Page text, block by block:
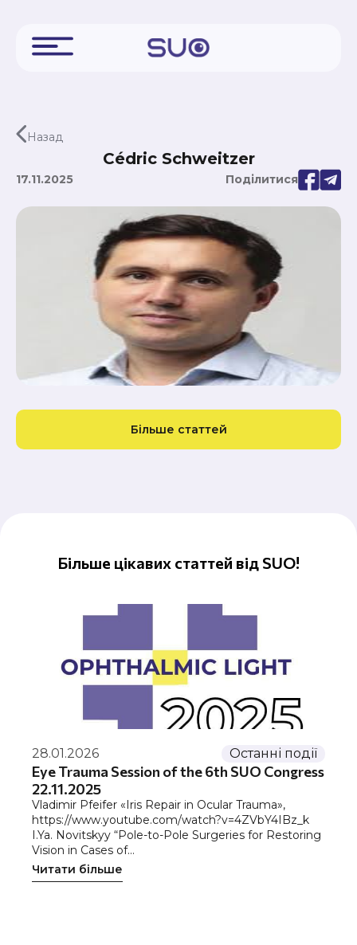
Назад
Cédric Schweitzer
17.11.2025 Поділитися
Більше статтей
Більше цікавих статтей від SUO!
28.01.2026 Останні події
Eye Trauma Session of the 6th SUO Congress
22.11.2025
Vladimir Pfeifer «Iris Repair in Ocular Trauma»,
https://www.youtube.com/watch?v=4ZVbY4IBz_k
I.Ya. Novitskyy “Pole-to-Pole Surgeries for Restoring
Vision in Cases of…
Читати більше